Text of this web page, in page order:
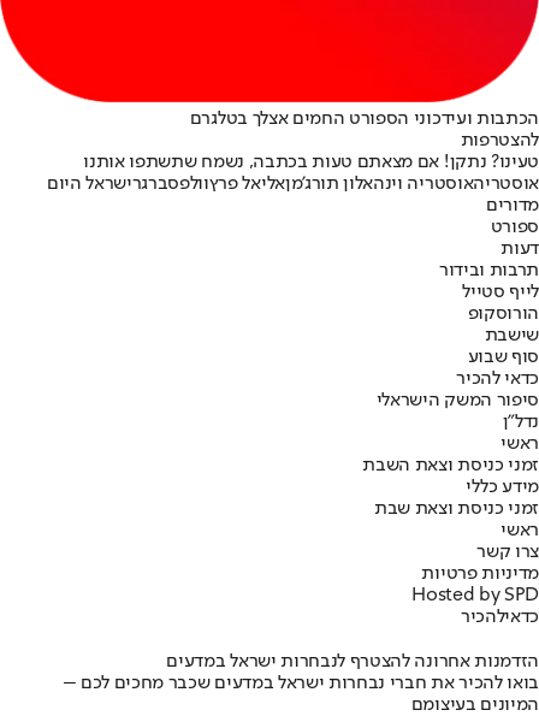
הכתבות ועידכוני הספורט החמים אצלך בטלגרם
להצטרפות
טעינו? נתקן! אם מצאתם טעות בכתבה, נשמח שתשתפו אותנו
אוסטריהאוסטריה וינהאלון תורג'מןאליאל פרץוולפסברגרישראל היום
מדורים
ספורט
דעות
תרבות ובידור
לייף סטייל
הורוסקופ
שישבת
סוף שבוע
כדאי להכיר
סיפור המשק הישראלי
נדל"ן
ראשי
זמני כניסת וצאת השבת
מידע כללי
זמני כניסת וצאת שבת
ראשי
צרו קשר
מדיניות פרטיות
Hosted by SPD
כדאילהכיר
הזדמנות אחרונה להצטרף לנבחרות ישראל במדעים
בואו להכיר את חברי נבחרות ישראל במדעים שכבר מחכים לכם –
המיונים בעיצומם